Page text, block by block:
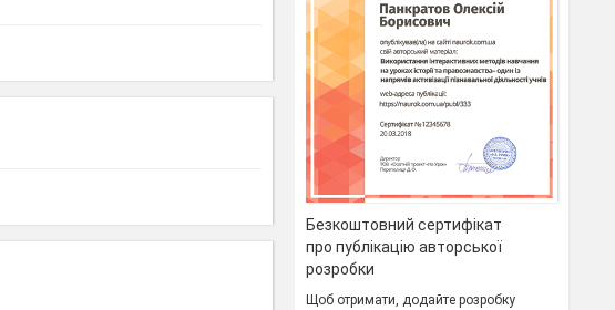
Безкоштовний сертифікат
про публікацію авторської
розробки
Щоб отримати, додайте розробку